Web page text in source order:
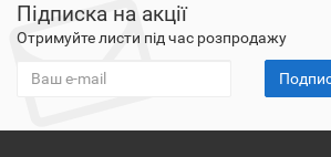
Підписка на акції
Отримуйте листи під час розпродажу